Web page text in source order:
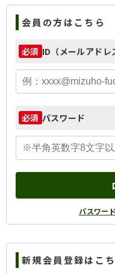
会員の方はこちら
必須 ID（メールアドレ
必須 パスワード
パスワー
新規会員登録はこ